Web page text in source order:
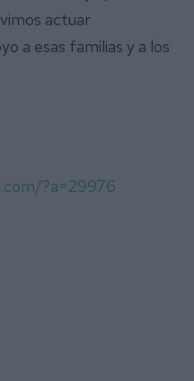
actuar
a esas familias y a los
?a=29976